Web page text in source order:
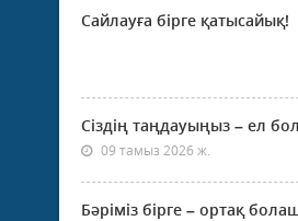
Сайлауға бірге қатысайық!
Сіздің таңдауыңыз – ел
09 тамыз 2026 ж.
Бәріміз бірге – ортақ